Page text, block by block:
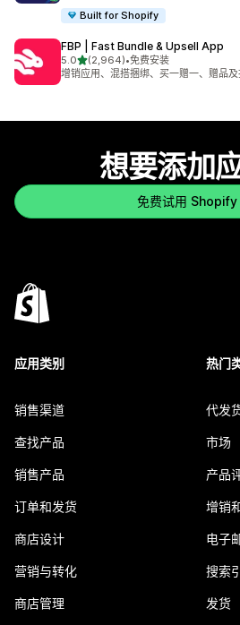
Built for Shopify
FBP | Fast Bundle & Upsell App
5.0星（满分 5 星）
(2,964)
总共 2964 条评论
•免费安装
增销应用、混搭捆绑、买一赠一、赠品及
想要添加
免费试用 Shopify
应用类别
销售渠道
查找产品
销售产品
订单和发货
商店设计
营销与转化
商店管理
热门
代发
市场
产品
增销
电子
搜索
发货